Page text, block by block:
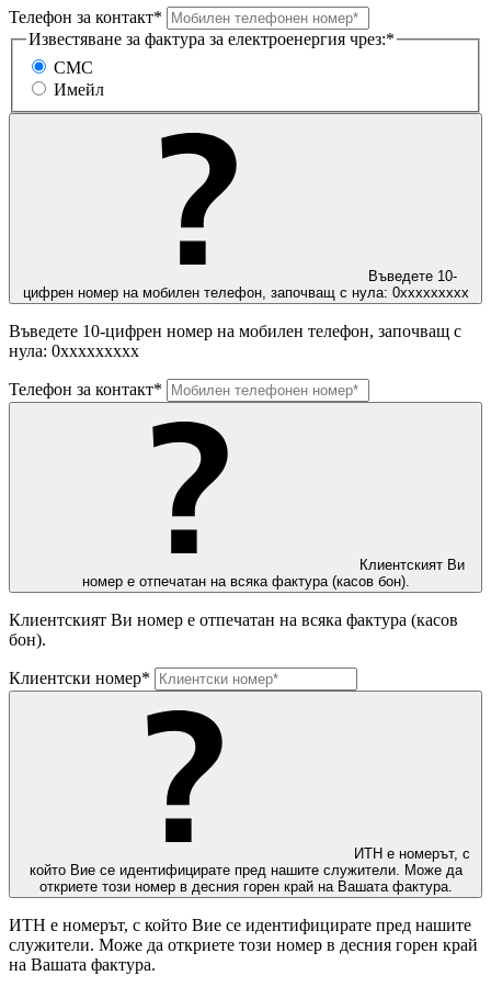
Телефон за контакт*
Известяване за фактура за електроенергия чрез:*
СМС
Имейл
Въведете 10-
цифрен номер на мобилен телефон, започващ с нула: 0ххххххххх
Въведете 10-цифрен номер на мобилен телефон, започващ с
нула: 0ххххххххх
Телефон за контакт*
Клиентският Ви
номер е отпечатан на всяка фактура (касов бон).
Клиентският Ви номер е отпечатан на всяка фактура (касов
бон).
Клиентски номер*
ИТН е номерът, с
който Вие се идентифицирате пред нашите служители. Може да
откриете този номер в десния горен край на Вашата фактура.
ИТН е номерът, с който Вие се идентифицирате пред нашите
служители. Може да откриете този номер в десния горен край
на Вашата фактура.